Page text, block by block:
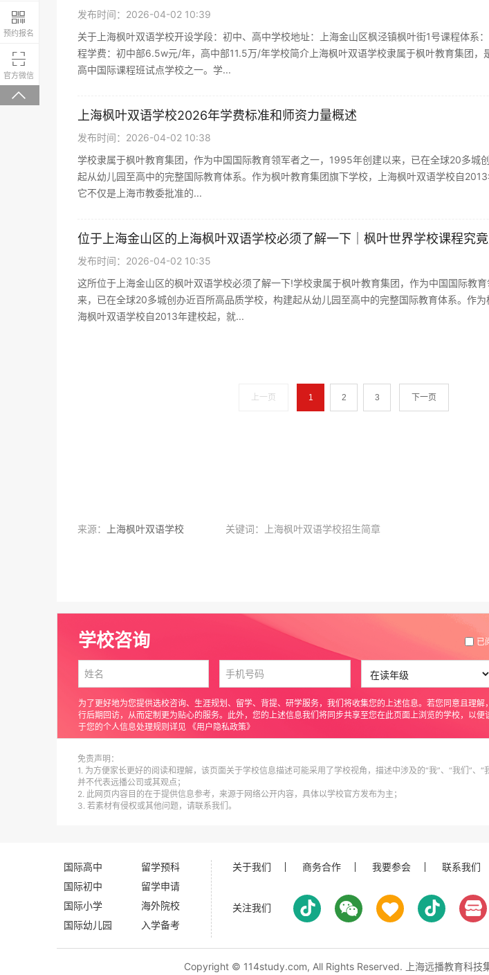
发布时间：2026-04-02 10:39
关于上海枫叶双语学校开设学段：初中、高中学校地址：上海金山区枫泾镇枫叶街1号课程体系
程学费：初中部6.5w元/年，高中部11.5万/年学校简介上海枫叶双语学校隶属于枫叶教育集团，
高中国际课程班试点学校之一。学...
上海枫叶双语学校2026年学费标准和师资力量概述
发布时间：2026-04-02 10:38
学校隶属于枫叶教育集团，作为中国国际教育领军者之一，1995年创建以来，已在全球20多城
起从幼儿园至高中的完整国际教育体系。作为枫叶教育集团旗下学校，上海枫叶双语学校自
它不仅是上海市教委批准的...
位于上海金山区的上海枫叶双语学校必须了解一下｜枫叶世界学校课程究竟
发布时间：2026-04-02 10:35
这所位于上海金山区的枫叶双语学校必须了解一下!学校隶属于枫叶教育集团，作为中国国际教
来，已在全球20多城创办近百所高品质学校，构建起从幼儿园至高中的完整国际教育体系。作
海枫叶双语学校自2013年建校起，就...
上一页 1 2 3 下一页
来源： 上海枫叶双语学校 关键词：上海枫叶双语学校招生简章
学校咨询 已
为了更好地为您提供选校咨询、生涯规划、留学、背提、研学服务，我们将收集您的上述信息。若您同意且理
行后期回访，从而定制更为贴心的服务。此外，您的上述信息我们将同步共享至您在此页面上浏览的学校，以
于您的个人信息处理规则详见 《用户隐私政策》
免责声明：
1. 为方便家长更好的阅读和理解，该页面关于学校信息描述可能采用了学校视角，描述中涉及的“我”、“我们”、“
并不代表远播公司或其观点；
2. 此网页内容目的在于提供信息参考，来源于网络公开内容，具体以学校官方发布为主；
3. 若素材有侵权或其他问题，请联系我们。
国际高中
国际初中
国际小学
国际幼儿园
留学预科
留学申请
海外院校
入学备考
关于我们 商务合作 我要参会 联系我们
关注我们
Copyright © 114study.com, All Rights Reserved. 上海远播教育科技

预约报名

官方微信 微信关注，回复“学校大礼包”有惊喜
